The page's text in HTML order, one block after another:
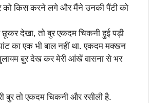
को किस करने लगे और मैंने उनकी पैंटी को
देखा, तो बुर एकदम चिकनी हुई पड़ी
का एक भी बाल नहीं था. एकदम मक्खन
बुर देख कर मेरी आंखें वासना से भर
बुर तो एकदम चिकनी और रसीली है.